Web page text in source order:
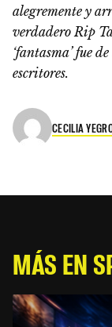
alegremente y
verdadero Rip
‘fantasma’ fue
escritores.
CECILIA
MÁS EN